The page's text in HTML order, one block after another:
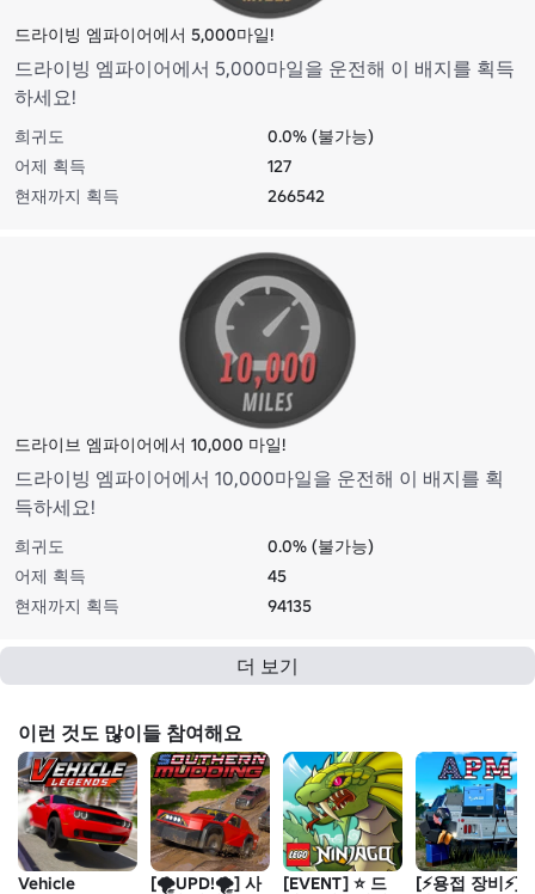
드라이빙 엠파이어에서 5,000마일!
드라이빙 엠파이어에서 5,000마일을 운전해 이 배지를 획득
하세요!
희귀도
0.0% (불가능)
어제 획득
127
현재까지 획득
266542
드라이브 엠파이어에서 10,000 마일!
드라이빙 엠파이어에서 10,000마일을 운전해 이 배지를 획
득하세요!
희귀도
0.0% (불가능)
어제 획득
45
현재까지 획득
94135
더 보기
이런 것도 많이들 참여해요
Vehicle
[🌪️UPD!🌪️] 사
[EVENT] ⭐ 드
[⚡용접 장비⚡]